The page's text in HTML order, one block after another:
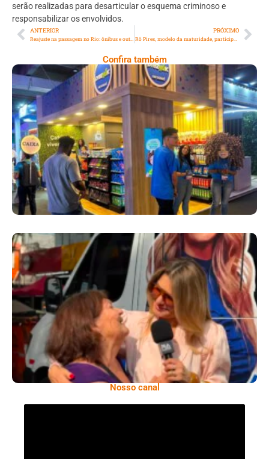
serão realizadas para desarticular o esquema criminoso e
responsabilizar os envolvidos.
ANTERIOR PRÓXIMO
Rô Pires, modelo da maturidade, participa do programa RESGATE apresentado por Guilherme Tavares
Confira também
Cencosud Promove Inovação No Brasil
Com A Participação Do Prezunic No Rio
Innovation Week 2026
​Segurança Pública Lidera Queixas De
Moradores Do Rio Em Escuta Promovida Por
Antônia Fontenelle
Nosso canal